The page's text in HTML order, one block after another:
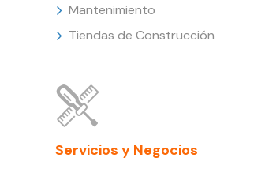
Mantenimiento
Tiendas de Construcción
Servicios y Negocios